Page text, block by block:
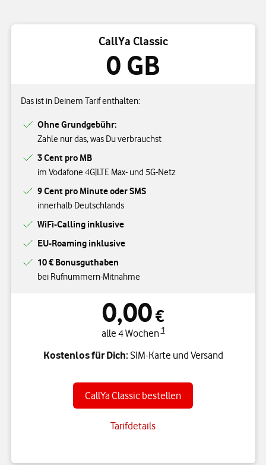
CallYa Classic
0 GB
Das ist in Deinem Tarif enthalten:
Ohne Grundgebühr:
Zahle nur das, was Du verbrauchst
3 Cent pro MB
im Vodafone 4G|LTE Max- und 5G-Netz
9 Cent pro Minute oder SMS
innerhalb Deutschlands
WiFi-Calling inklusive
EU-Roaming inklusive
10 € Bonusguthaben
bei Rufnummern-Mitnahme
0,00€
alle 4 Wochen1
Kostenlos für Dich: SIM-Karte und Versand
CallYa Classic bestellen
Tarifdetails